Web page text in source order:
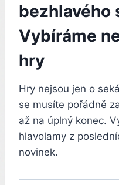
bezhlavého
Vybíráme
hry
Hry nejsou jen o
se musíte pořádně
až na úplný konec.
hlavolamy z
novinek.